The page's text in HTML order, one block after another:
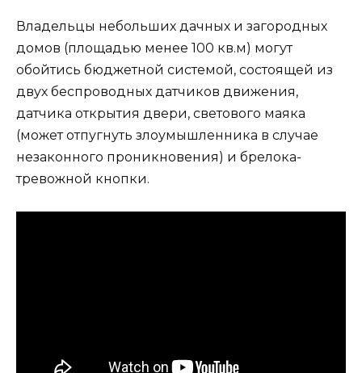
Владельцы небольших дачных и загородных
домов (площадью менее 100 кв.м) могут
обойтись бюджетной системой, состоящей из
двух беспроводных датчиков движения,
датчика открытия двери, светового маяка
(может отпугнуть злоумышленника в случае
незаконного проникновения) и брелока-
тревожной кнопки.